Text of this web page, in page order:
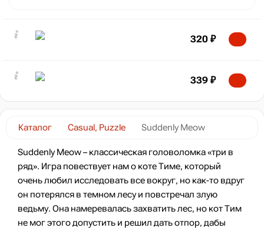
Каталог Casual, Puzzle Suddenly Meow
Suddenly Meow – классическая головоломка «три в
ряд». Игра повествует нам о коте Тиме, который
очень любил исследовать все вокруг, но как-то вдруг
он потерялся в темном лесу и повстречал злую
ведьму. Она намеревалась захватить лес, но кот Тим
не мог этого допустить и решил дать отпор, дабы
320 ₽
339 ₽